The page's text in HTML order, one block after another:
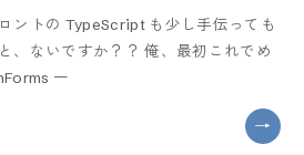
う写るか
ントの TypeScript も少し手伝っても
、ないですか？？ 俺、最初これでめ
一